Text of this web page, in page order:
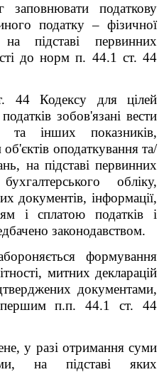
заповнювати податкову
податку – фізичної
підставі первинних
до норм п. 44.1 ст. 44
44 Кодексу для цілей
зобов'язані вести
та інших показників,
оподаткування та/
на підставі первинних
обліку,
документів, інформації,
і сплатою податків і
законодавством.
формування
митних декларацій
документами,
першим п.п. 44.1 ст. 44
у разі отримання суми
на підставі яких